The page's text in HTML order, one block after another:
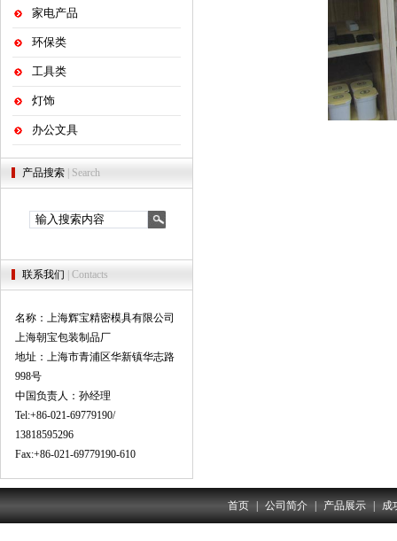
家电产品
环保类
工具类
灯饰
办公文具
产品搜索 | Search
联系我们 | Contacts
名称：上海辉宝精密模具有限公司
上海朝宝包装制品厂
地址：上海市青浦区华新镇华志路
998号
中国负责人：孙经理
Tel:+86-021-69779190/
13818595296
Fax:+86-021-69779190-610
首页 公司简介 产品展示 成